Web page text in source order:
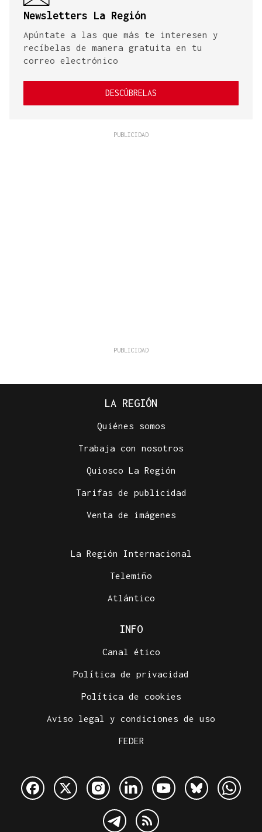
Newsletters La Región
Apúntate a las que más te interesen y
recíbelas de manera gratuita en tu
correo electrónico
DESCÚBRELAS
LA REGIÓN
Quiénes somos
Trabaja con nosotros
Quiosco La Región
Tarifas de publicidad
Venta de imágenes
La Región Internacional
Telemiño
Atlántico
INFO
Canal ético
Política de privacidad
Política de cookies
Aviso legal y condiciones de uso
FEDER